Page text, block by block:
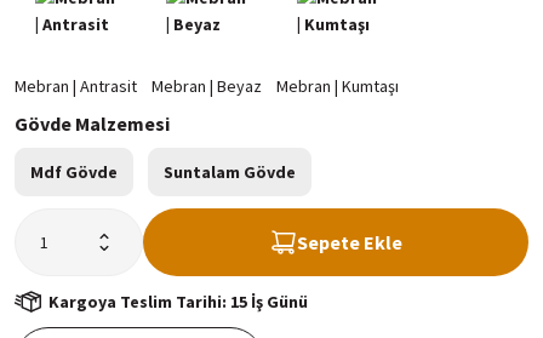
Gövde Malzemesi
Mdf Gövde Suntalam Gövde
Sepete Ekle
Kargoya Teslim Tarihi: 15 İş Günü